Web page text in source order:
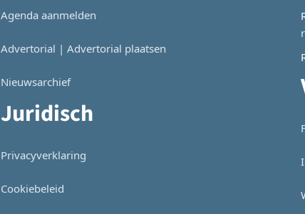
Agenda aanmelden
Advertorial | Advertorial plaatsen
Nieuwsarchief
Juridisch
Privacyverklaring
Cookiebeleid